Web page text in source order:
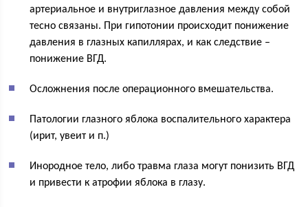
артериальное и внутриглазное давления между собой
тесно связаны. При гипотонии происходит понижение
давления в глазных капиллярах, и как следствие –
понижение ВГД.
Осложнения после операционного вмешательства.
Патологии глазного яблока воспалительного характера
(ирит, увеит и п.)
Инородное тело, либо травма глаза могут понизить ВГД
и привести к атрофии яблока в глазу.